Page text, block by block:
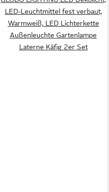
LED-Leuchtmittel fest verbaut,
Warmweiß, LED Lichterkette
Außenleuchte Gartenlampe
Laterne Käfig 2er Set